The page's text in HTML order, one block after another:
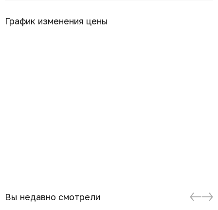
График изменения цены
Вы недавно смотрели